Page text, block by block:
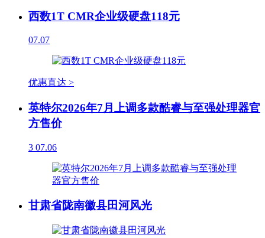
西数1T CMR企业级硬盘118元
07.07
优惠直达 >
英特尔2026年7月上调多款酷睿与至强处理器官
方售价
3 07.06
甘肃省陇南徽县田河风光